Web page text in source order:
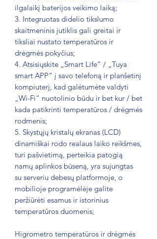
ilgalaikį baterijos veikimo laiką;
3. Integruotas didelio tikslumo
skaitmeninis jutiklis gali greitai ir
tiksliai nustato temperatūros ir
drėgmės pokyčius;
4. Atsisiųskite „Smart Life“ / „Tuya
smart APP“ į savo telefoną ir planšetinį
kompiuterį, kad galėtumėte valdyti
„Wi-Fi“ nuotolinio būdu ir bet kur / bet
kada patikrinti temperatūros / drėgmės
rodmenis;
5. Skystųjų kristalų ekranas (LCD)
dinamiškai rodo realaus laiko reikšmes,
turi pašvietimą, perteikia patogią
namų aplinkos būseną, yra sujungtas
su serveriu debesų platformoje, o
mobilioje programėlėje galite
peržiūrėti esamus ir istorinius
temperatūros duomenis;
Higrometro temperatūros ir drėgmės